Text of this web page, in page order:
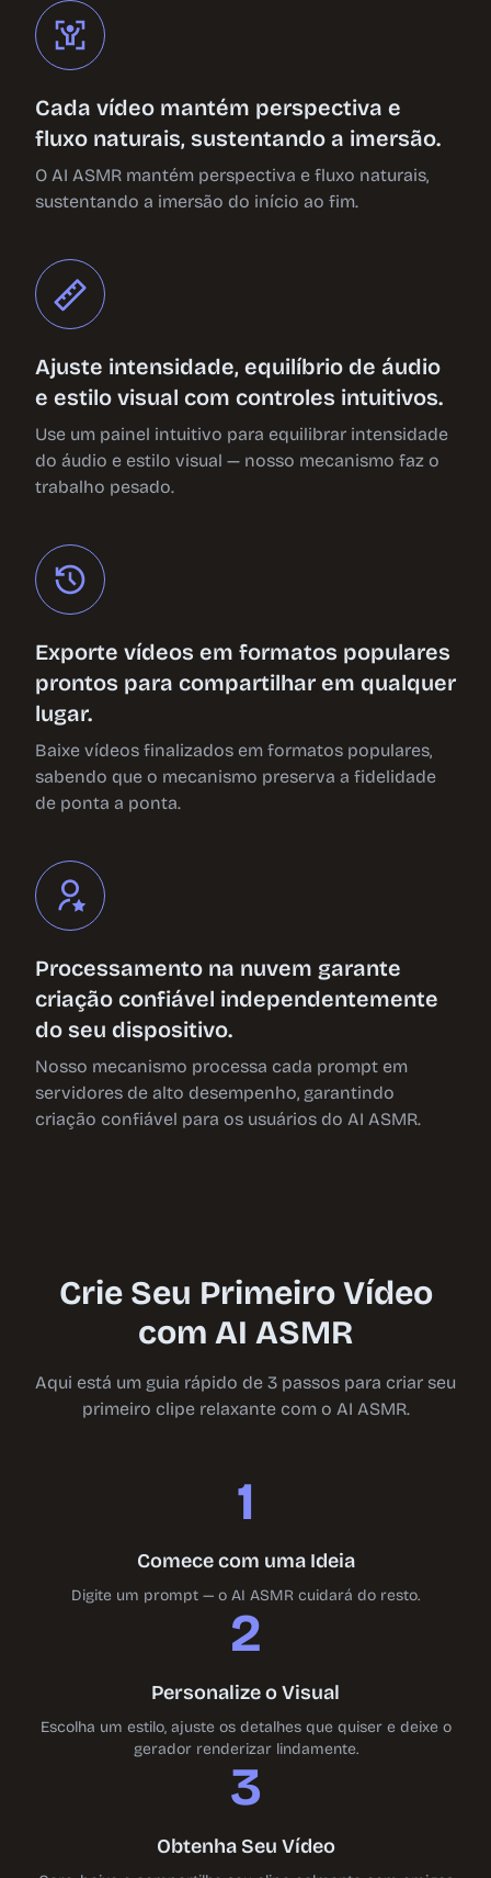
Cada vídeo mantém perspectiva e
fluxo naturais, sustentando a imersão.
O AI ASMR mantém perspectiva e fluxo naturais,
sustentando a imersão do início ao fim.
Ajuste intensidade, equilíbrio de áudio
e estilo visual com controles intuitivos.
Use um painel intuitivo para equilibrar intensidade
do áudio e estilo visual — nosso mecanismo faz o
trabalho pesado.
Exporte vídeos em formatos populares
prontos para compartilhar em qualquer
lugar.
Baixe vídeos finalizados em formatos populares,
sabendo que o mecanismo preserva a fidelidade
de ponta a ponta.
Processamento na nuvem garante
criação confiável independentemente
do seu dispositivo.
Nosso mecanismo processa cada prompt em
servidores de alto desempenho, garantindo
criação confiável para os usuários do AI ASMR.
Crie Seu Primeiro Vídeo
com AI ASMR
Aqui está um guia rápido de 3 passos para criar seu
primeiro clipe relaxante com o AI ASMR.
1
Comece com uma Ideia
Digite um prompt — o AI ASMR cuidará do resto.
2
Personalize o Visual
Escolha um estilo, ajuste os detalhes que quiser e deixe o
gerador renderizar lindamente.
3
Obtenha Seu Vídeo